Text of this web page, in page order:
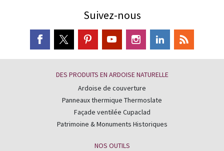
Suivez-nous
DES PRODUITS EN ARDOISE NATURELLE
Ardoise de couverture
Panneaux thermique Thermoslate
Façade ventilée Cupaclad
Patrimoine & Monuments Historiques
NOS OUTILS